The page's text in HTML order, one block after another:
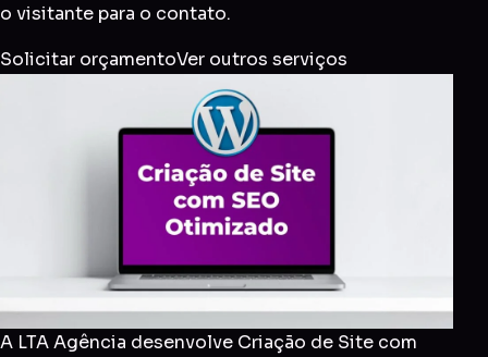
o visitante para o contato.
Solicitar orçamentoVer outros serviços
A LTA Agência desenvolve Criação de Site com